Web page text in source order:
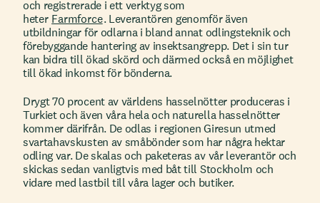
och registrerade i ett verktyg som
heter Farmforce. Leverantören genomför även
utbildningar för odlarna i bland annat odlingsteknik och
förebyggande hantering av insektsangrepp. Det i sin tur
kan bidra till ökad skörd och därmed också en möjlighet
till ökad inkomst för bönderna.
Drygt 70 procent av världens hasselnötter produceras i
Turkiet och även våra hela och naturella hasselnötter
kommer därifrån. De odlas i regionen Giresun utmed
svartahavskusten av småbönder som har några hektar
odling var. De skalas och paketeras av vår leverantör och
skickas sedan vanligtvis med båt till Stockholm och
vidare med lastbil till våra lager och butiker.